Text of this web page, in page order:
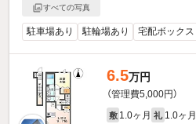
すべての写真
駐車場あり 駐輪場あり 宅配ボックス
6.5万円
（管理費5,000円）
敷 1.0ヶ月 礼 1.0ヶ月